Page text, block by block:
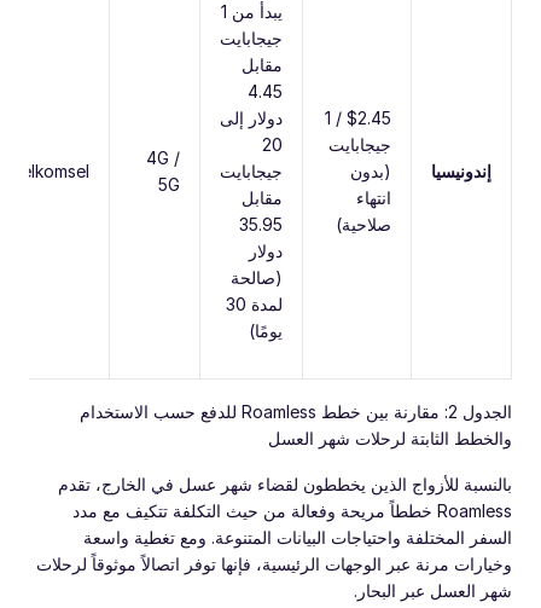
إندونيسيا
$2.45 / 1
جيجابايت
(بدون
انتهاء
صلاحية)
يبدأ من 1
جيجابايت
مقابل
4.45
دولار إلى
20
جيجابايت
مقابل
35.95
دولار
(صالحة
لمدة 30
يومًا)
4G /
5G
Telkomsel
الجدول 2: مقارنة بين خطط Roamless للدفع حسب الاستخدام
والخطط الثابتة لرحلات شهر العسل
بالنسبة للأزواج الذين يخططون لقضاء شهر عسل في الخارج، تقدم
Roamless خططاً مريحة وفعالة من حيث التكلفة تتكيف مع مدد
السفر المختلفة واحتياجات البيانات المتنوعة. ومع تغطية واسعة
وخيارات مرنة عبر الوجهات الرئيسية، فإنها توفر اتصالاً موثوقاً لرحلات
شهر العسل عبر البحار.